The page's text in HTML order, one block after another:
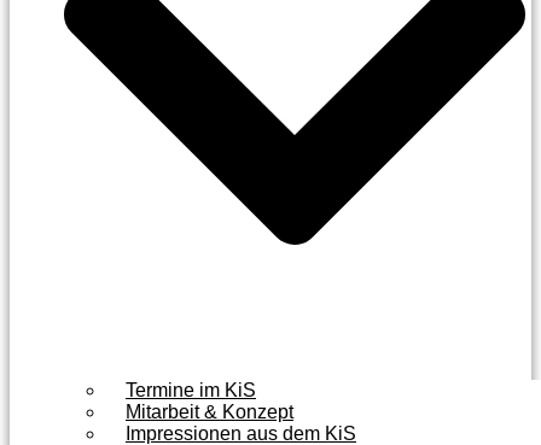
Termine im KiS
Mitarbeit & Konzept
Impressionen aus dem KiS